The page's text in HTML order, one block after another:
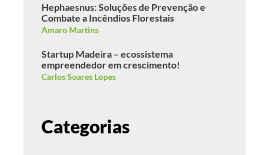
Hephaesnus: Soluções de Prevenção e
Combate a Incêndios Florestais
Amaro Martins
Startup Madeira – ecossistema
empreendedor em crescimento!
Carlos Soares Lopes
Categorias